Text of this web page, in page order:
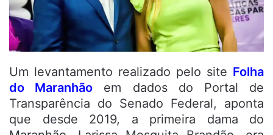
Um levantamento realizado pelo site Folha
do Maranhão em dados do Portal de
Transparência do Senado Federal, aponta
que desde 2019, a primeira dama do